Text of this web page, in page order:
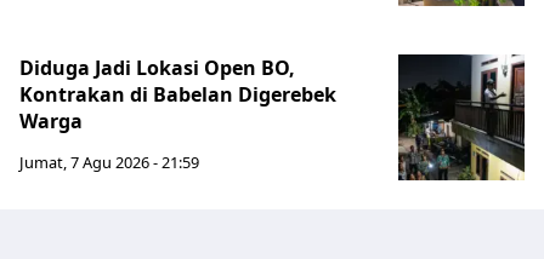
Diduga Jadi Lokasi Open BO,
Kontrakan di Babelan Digerebek
Warga
Jumat, 7 Agu 2026 - 21:59